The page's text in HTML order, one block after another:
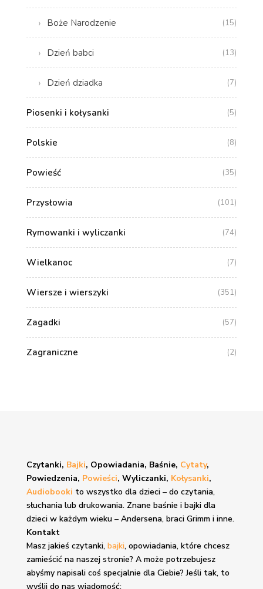
Boże Narodzenie (15)
Dzień babci (13)
Dzień dziadka (7)
Piosenki i kołysanki (5)
Polskie (8)
Powieść (35)
Przysłowia (101)
Rymowanki i wyliczanki (74)
Wielkanoc (7)
Wiersze i wierszyki (351)
Zagadki (57)
Zagraniczne (2)
Czytanki, Bajki, Opowiadania, Baśnie, Cytaty,
Powiedzenia, Powieści, Wyliczanki, Kołysanki,
Audiobooki to wszystko dla dzieci – do czytania,
słuchania lub drukowania. Znane baśnie i bajkidla
dzieci w każdym wieku – Andersena, braci Grimm i inne.
Kontakt
Masz jakieś czytanki, bajki, opowiadania, które chcesz
zamieścić na naszej stronie? A może potrzebujesz
abyśmy napisali coś specjalnie dla Ciebie? Jeśli tak, to
wyślij do nas wiadomość: